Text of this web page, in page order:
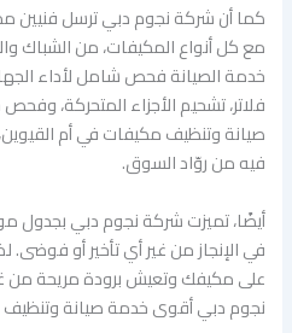
كما أن شركة نجوم دبي ترسل فنيين
مع كل أنواع المكيفات، من الشباك
خدمة الصيانة فحص شامل لأداء
فلاتر، تشحيم الأجزاء المتحركة،
صيانة وتنظيف مكيفات في أم
فيه من روّاد السوق.
أيضًا، تميزت شركة نجوم دبي بجدول
في الإنجاز من غير أي تأخير أو فوضى.
على مكيفك وتعيش برودة مريحة من
نجوم دبي أقوى خدمة صيانة وتنظيف